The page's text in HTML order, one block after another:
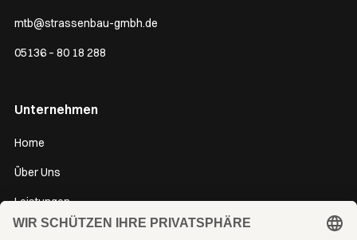
mtb@strassenbau-gmbh.de
05136 – 80 18 288
Unternehmen
Home
Über Uns
Leistungen
Jobs